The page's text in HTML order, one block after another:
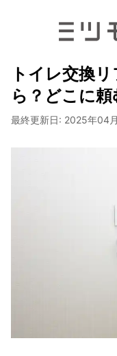
トイレ交換
ら？どこに
最終更新日: 2025年04